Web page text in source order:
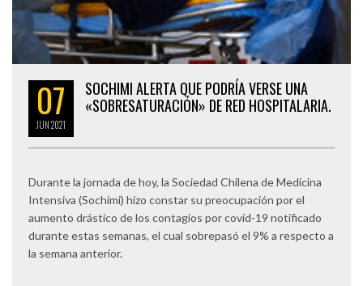
07
JUN2021
SOCHIMI ALERTA QUE PODRÍA VERSE UNA
«SOBRESATURACIÓN» DE RED HOSPITALARIA.
Durante la jornada de hoy, la Sociedad Chilena de Medicina
Intensiva (Sochimi) hizo constar su preocupación por el
aumento drástico de los contagios por covid-19 notificado
durante estas semanas, el cual sobrepasó el 9% a respecto a
la semana anterior.